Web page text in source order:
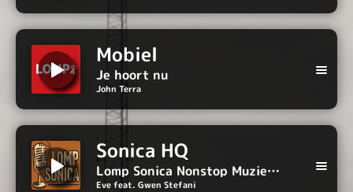
Hoge kwaliteitMobiel
Je hoort nu
John Terra
Mobiel Sonica HQ
Lomp Sonica Nonstop Muziek je hoort nu
Eve feat. Gwen Stefani